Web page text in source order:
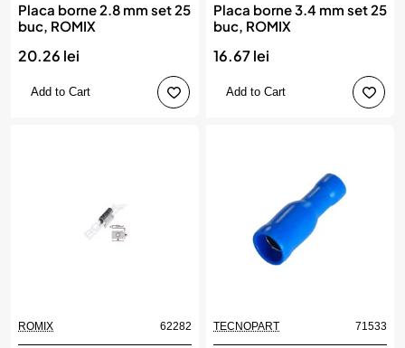
Placa borne 2.8 mm set 25
buc, ROMIX
20.26 lei
Add to Cart
Placa borne 3.4 mm set 25
buc, ROMIX
16.67 lei
Add to Cart
ROMIX 62282 TECNOPART 71533